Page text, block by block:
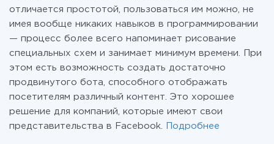
отличается простотой, пользоваться им можно, не
имея вообще никаких навыков в программировании
— процесс более всего напоминает рисование
специальных схем и занимает минимум времени. При
этом есть возможность создать достаточно
продвинутого бота, способного отображать
посетителям различный контент. Это хорошее
решение для компаний, которые имеют свои
представительства в Facebook.
Подробнее